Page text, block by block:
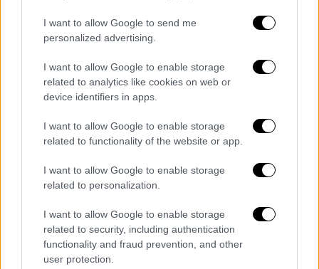
I want to allow Google to send me
personalized advertising.
I want to allow Google to enable storage
related to analytics like cookies on web or
device identifiers in apps.
I want to allow Google to enable storage
related to functionality of the website or app.
I want to allow Google to enable storage
related to personalization.
I want to allow Google to enable storage
related to security, including authentication
functionality and fraud prevention, and other
user protection.
προγράμματος μπορεί να ανέλθει ακόμα και
σε βάθος χρόνου στα 10 δισ. ευρώ. Οι
διαπραγματεύσεις που πραγματοποιούνται
υπό καθεστώς μεγάλης μυστικότητας
εντείνονται με τον χρόνο των
ανακοινώσεων να μην είναι μακρινός.
Μέσα που βρίσκονται στη βιτρίνα της
γαλλικής αμυντικής βιομηχανίας όπως τα
μαχητικά «Rafale»και οι
προβάρουν τα γαλανόλευκα. «Η Ελλάδα
χρειάζεται μεγάλα πλοία για άμυνα μεγάλης
περιοχής όπως είναι ηΑνατολική
Μεσόγειοςκαι βεβαίως για να καλύψουμε